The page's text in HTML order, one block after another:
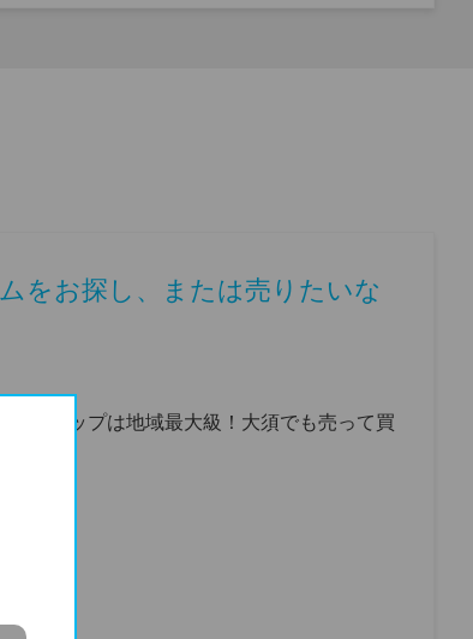
をお探し、または売りたいな
ンナップは地域最大級！大須でも売って買